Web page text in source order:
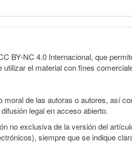
BY-NC 4.0 Internacional, que
el material con fines
moral de las autoras o autores, así
legal en acceso abierto.
no exclusiva de la versión del
siempre que se indique